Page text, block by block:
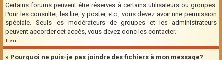
Certains forums peuvent être réservés à certains utilisateurs ou groupes.
Pour les consulter, les lire, y poster, etc., vous devez avoir une permission
spéciale. Seuls les modérateurs de groupes et les administrateurs
peuvent accorder cet accès, vous devez donc les contacter.
Haut
» Pourquoi ne puis-je pas joindre des fichiers à mon message?